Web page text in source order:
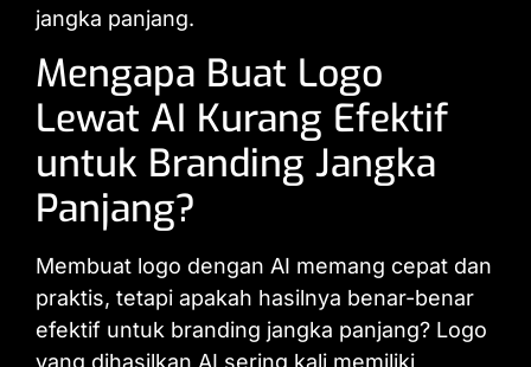
jangka panjang.
Mengapa Buat Logo
Lewat AI Kurang Efektif
untuk Branding Jangka
Panjang?
Membuat logo dengan AI memang cepat dan
praktis, tetapi apakah hasilnya benar-benar
efektif untuk branding jangka panjang? Logo
yang dihasilkan AI sering kali memiliki